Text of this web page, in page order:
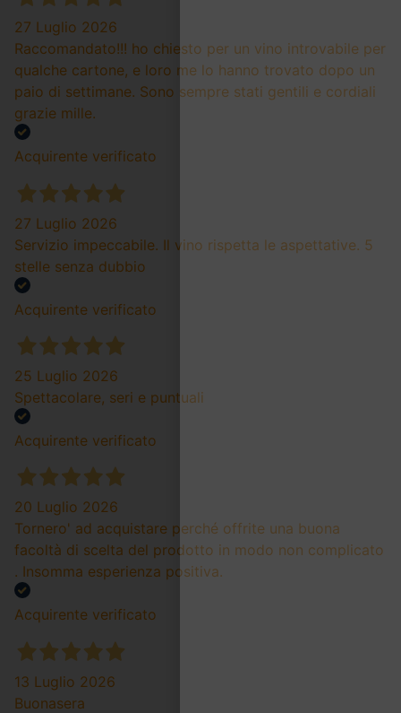
27 Luglio 2026
Raccomandato!!! ho chiesto per un vino introvabile per
qualche cartone, e loro me lo hanno trovato dopo un
paio di settimane. Sono sempre stati gentili e cordiali
grazie mille.
Acquirente verificato
27 Luglio 2026
Servizio impeccabile. Il vino rispetta le aspettative. 5
stelle senza dubbio
Acquirente verificato
25 Luglio 2026
Spettacolare, seri e puntuali
Acquirente verificato
20 Luglio 2026
Tornero' ad acquistare perché offrite una buona
facoltà di scelta del prodotto in modo non complicato
. Insomma esperienza positiva.
Acquirente verificato
13 Luglio 2026
Buonasera